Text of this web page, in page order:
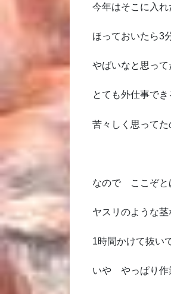
今年はそこに入
ほっておいたら3
やばいなと思っ
とても外仕事で
苦々しく思ってた
なので ここぞと
ヤスリのような
1時間かけて抜い
いや やっぱり作